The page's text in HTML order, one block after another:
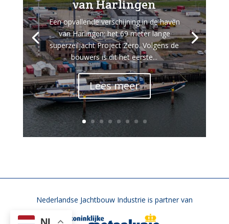
van Harlingen
Een opvallende verschijning in de haven
van Harlingen: het 69 meter lange
superzeiljacht Project Zero. Volgens de
bouwers is dit het eerste...
Lees meer
Nederlandse Jachtbouw Industrie is partner van